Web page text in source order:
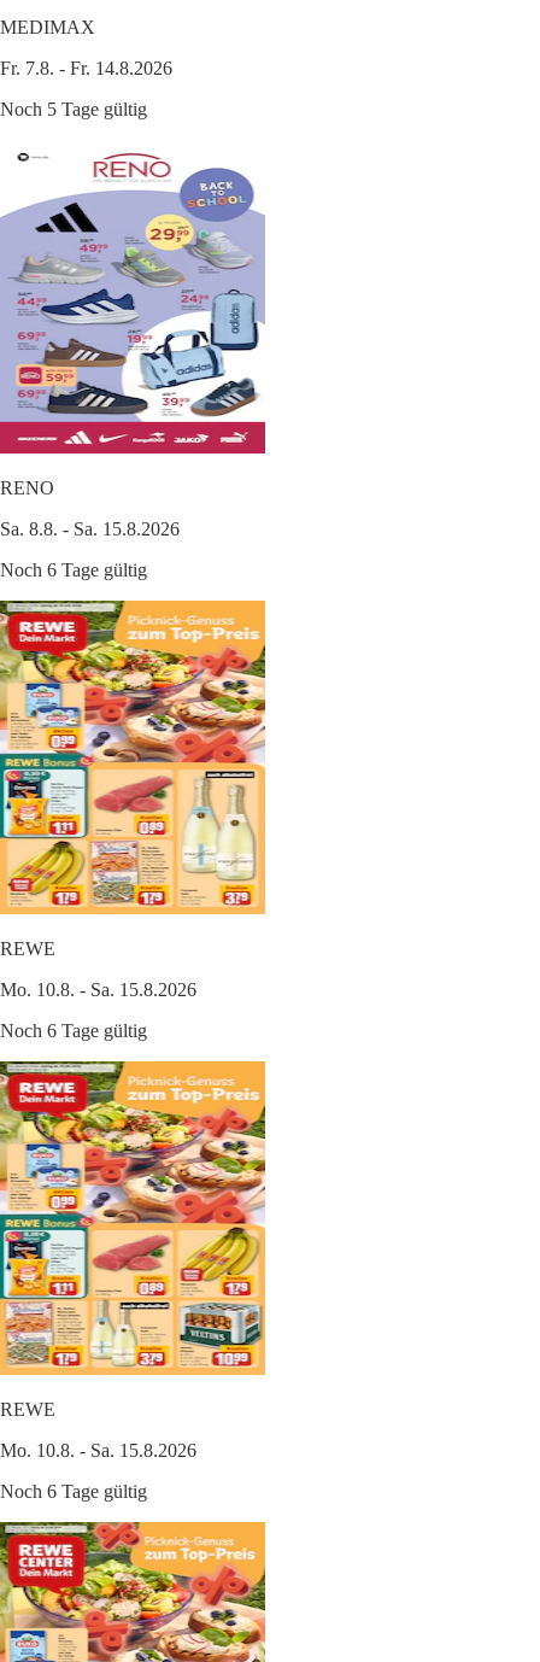
MEDIMAX
Fr. 7.8. - Fr. 14.8.2026
Noch 5 Tage gültig
RENO
Sa. 8.8. - Sa. 15.8.2026
Noch 6 Tage gültig
REWE
Mo. 10.8. - Sa. 15.8.2026
Noch 6 Tage gültig
REWE
Mo. 10.8. - Sa. 15.8.2026
Noch 6 Tage gültig